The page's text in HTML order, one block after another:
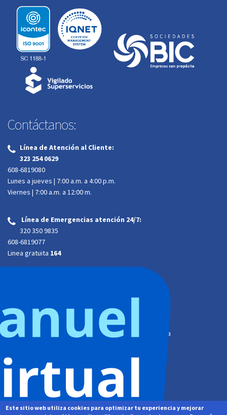
Contáctanos:
Línea de Atención al Cliente:
323 254 0629
608-6819080
Lunes a jueves | 7:00 a.m. a 4:00 p.m.
Viernes | 7:00 a.m. a 12:00 m.
Línea de Emergencias atención 24/7:
320 350 9835
608-6819077
Linea gratuita 164
Dirección:
Calle 34A # 34-29 Trr 2 B. Barzal. Villavicencio, Meta
Viernes | 7:00 a.m. a
12:00 m. jornada continua
Este sitio web utiliza cookies para optimizar tu experiencia y mejorar